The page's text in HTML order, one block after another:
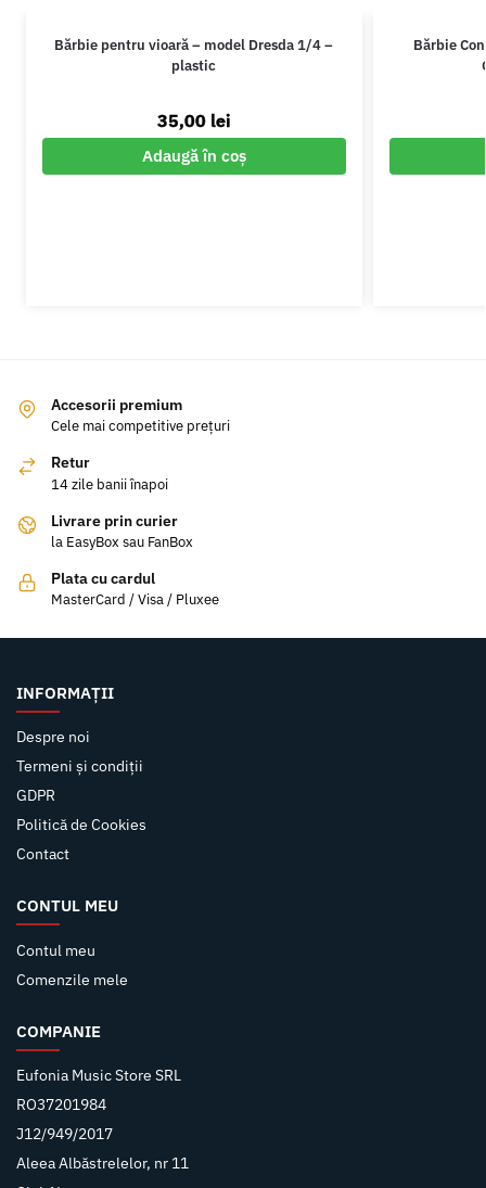
Bărbie pentru vioară – model Dresda 1/4 –
plastic
35,00 lei
Adaugă în coș
Bărbie
Accesorii premium
Cele mai competitive prețuri
Retur
14 zile banii înapoi
Livrare prin curier
la EasyBox sau FanBox
Plata cu cardul
MasterCard / Visa / Pluxee
INFORMAȚII
Despre noi
Termeni și condiții
GDPR
Politică de Cookies
Contact
CONTUL MEU
Contul meu
Comenzile mele
COMPANIE
Eufonia Music Store SRL
RO37201984
J12/949/2017
Aleea Albăstrelelor, nr 11